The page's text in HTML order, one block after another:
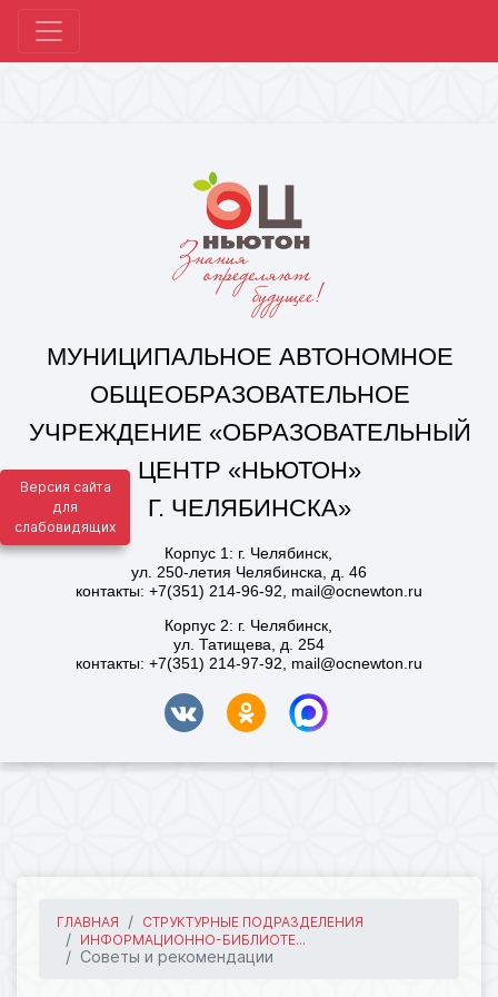
Версия сайта
для
слабовидящих
Корпус 1: г. Челябинск,
ул. 250-летия Челябинска, д. 46
контакты: +7(351) 214-96-92, mail@ocnewton.ru
Корпус 2: г. Челябинск,
ул. Татищева, д. 254
контакты: +7(351) 214-97-92, mail@ocnewton.ru
МУНИЦИПАЛЬНОЕ АВТОНОМНОЕ
ОБЩЕОБРАЗОВАТЕЛЬНОЕ
УЧРЕЖДЕНИЕ «ОБРАЗОВАТЕЛЬНЫЙ
Г. ЧЕЛЯБИНСКА»
ГЛАВНАЯ
СТРУКТУРНЫЕ ПОДРАЗДЕЛЕНИЯ
ИНФОРМАЦИОННО-БИБЛИОТЕ...
Советы и рекомендации